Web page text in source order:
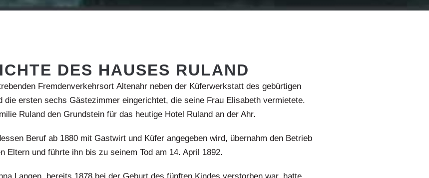
DES HAUSES RULAND
Fremdenverkehrsort Altenahr neben der Küferwerkstatt des gebürtigen
die ersten sechs Gästezimmer eingerichtet, die seine Frau Elisabeth vermietete.
Ruland den Grundstein für das heutige Hotel Ruland an der Ahr.
Beruf ab 1880 mit Gastwirt und Küfer angegeben wird, übernahm den Betrieb
Eltern und führte ihn bis zu seinem Tod am 14. April 1892.